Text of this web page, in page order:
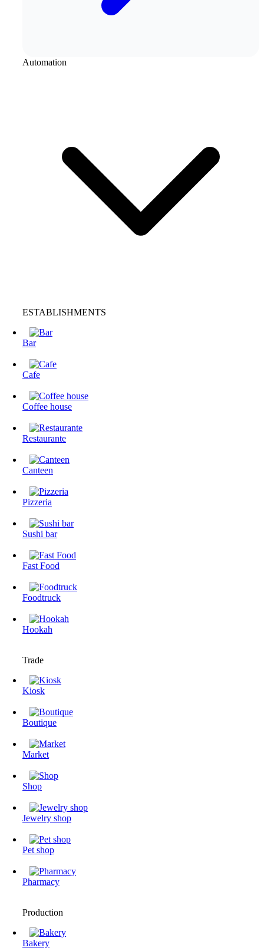
Automation
ESTABLISHMENTS
Bar
Cafe
Coffee house
Restaurante
Canteen
Pizzeria
Sushi bar
Fast Food
Foodtruck
Hookah
Trade
Kiosk
Boutique
Market
Shop
Jewelry shop
Pet shop
Pharmacy
Production
Bakery